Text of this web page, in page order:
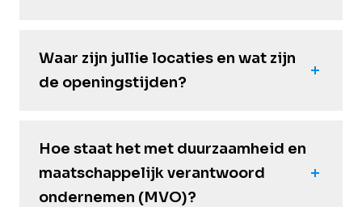
Waar zijn jullie locaties en wat zijn
de openingstijden?
Hoe staat het met duurzaamheid en
maatschappelijk verantwoord
ondernemen (MVO)?